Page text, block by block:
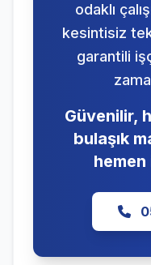
odaklı
kesintisiz
garantili
Güvenilir,
bulaşık